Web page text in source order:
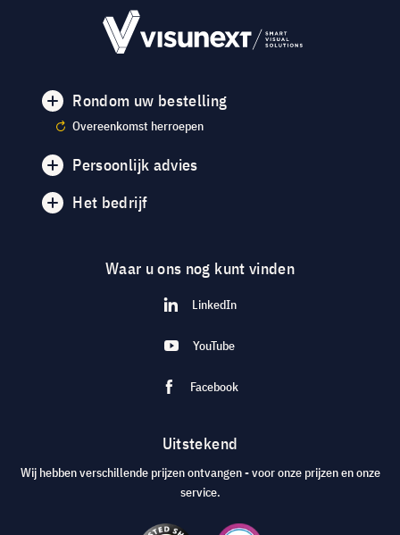
Rondom uw bestelling
Overeenkomst herroepen
Persoonlijk advies
Het bedrijf
Waar u ons nog kunt vinden
LinkedIn
YouTube
Facebook
Uitstekend
Wij hebben verschillende prijzen ontvangen - voor onze prijzen en onze
service.